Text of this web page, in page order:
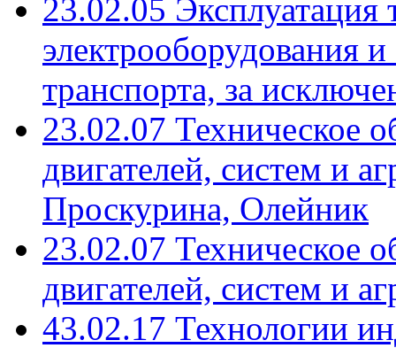
23.02.05 Эксплуатация
электрооборудования
транспорта, за
23.02.07 Техническое
двигателей, систем и
Проскурина, Олейник
23.02.07 Техническое
двигателей, систем и
43.02.17 Технологии